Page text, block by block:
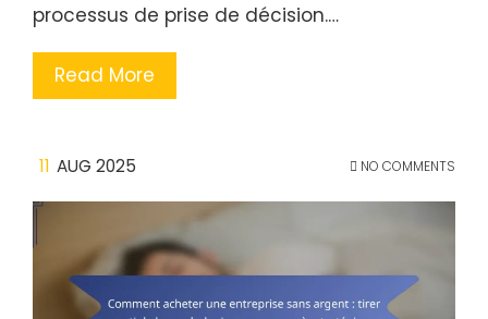
processus de prise de décision.…
Read More
11 AUG 2025 NO COMMENTS